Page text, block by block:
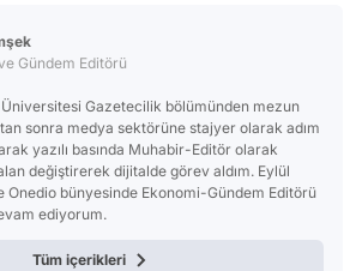
Gündem Editörü
Üniversitesi Gazetecilik bölümünden mezun
sonra medya sektörüne stajyer olarak adım
yazılı basında Muhabir-Editör olarak
değiştirerek dijitalde görev aldım. Eylül
Onedio bünyesinde Ekonomi-Gündem Editörü
ediyorum.
Tüm içerikleri